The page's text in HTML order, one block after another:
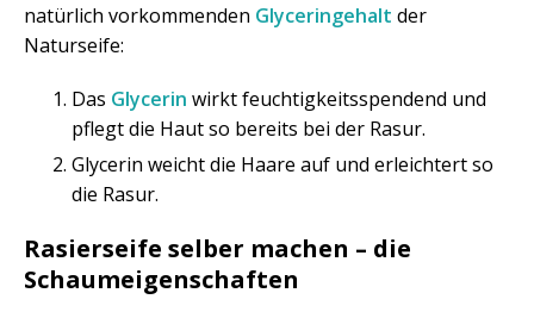
natürlich vorkommenden Glyceringehalt der
Naturseife:
Das Glycerin wirkt feuchtigkeitsspendend und
pflegt die Haut so bereits bei der Rasur.
Glycerin weicht die Haare auf und erleichtert so
die Rasur.
Rasierseife selber machen – die
Schaumeigenschaften